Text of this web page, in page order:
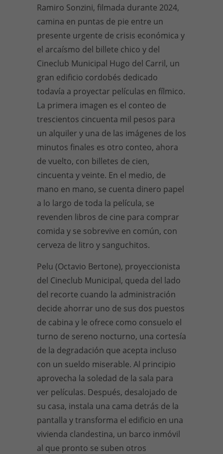
Ramiro Sonzini, filmada durante 2024,
camina en puntas de pie entre un
presente urgente de crisis económica y
el arcaísmo del billete chico y del
Cineclub Municipal Hugo del Carril, un
gran edificio cordobés dedicado
todavía a proyectar películas en fílmico.
La primera imagen es el conteo de
trescientos cincuenta mil pesos para
un alquiler y una de las imágenes de los
minutos finales es otro conteo, ahora
de vuelto, con billetes de cien,
cincuenta y veinte. En el medio, de
mano en mano, se cuenta dinero papel
a lo largo de toda la película, se
revenden libros de cine para comprar
comida y se sobrevive en común, con
cerveza de litro y sanguchitos.
Pelu (Octavio Bertone), proyeccionista
del Cineclub Municipal, queda del lado
del recorte cuando la administración
decide ahorrar uno de sus dos puestos
de cabina y le ofrece como consuelo el
turno de sereno nocturno, una cortesía
de la degradación que acepta incluso
con un sueldo miserable. Al principio
aprovecha la soledad de la sala para
ver películas. Después, desalojado de
su casa, instala una cama detrás de la
pantalla y transforma el edificio en una
vivienda clandestina, un barco inmóvil
al que pronto se suben otros